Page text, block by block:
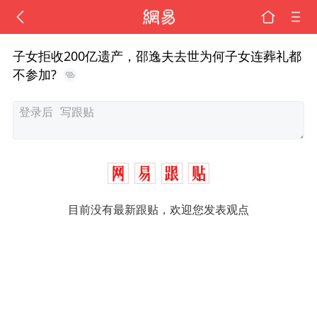
子女拒收200亿遗产，邵逸夫去世为何子女连葬礼都
不参加?
目前没有最新跟贴，欢迎您发表观点